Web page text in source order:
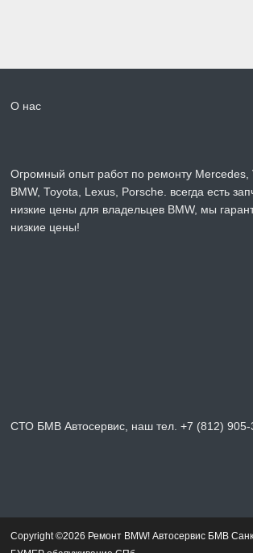
О нас
Огромный опыт работ по ремонту Mercedes,
BMW, Toyota, Lexus, Porsche. всегда есть
низкие цены для владельцев BMW, мы
низкие цены!
СТО БМВ Автосервис, наш тел. +7 (812) 905-
Copyright ©2026 Ремонт BMW! Автосервис БМВ